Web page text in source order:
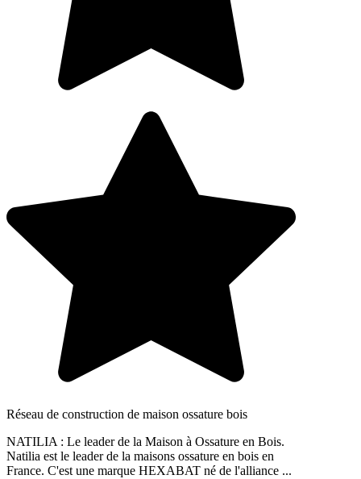
Réseau de construction de maison ossature bois
NATILIA : Le leader de la Maison à Ossature en Bois.
Natilia est le leader de la maisons ossature en bois en
France. C'est une marque HEXABAT né de l'alliance ...